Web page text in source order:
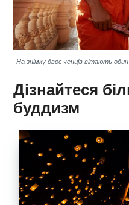
На знімку двоє ченців вітають
Дізнайтеся
буддизм